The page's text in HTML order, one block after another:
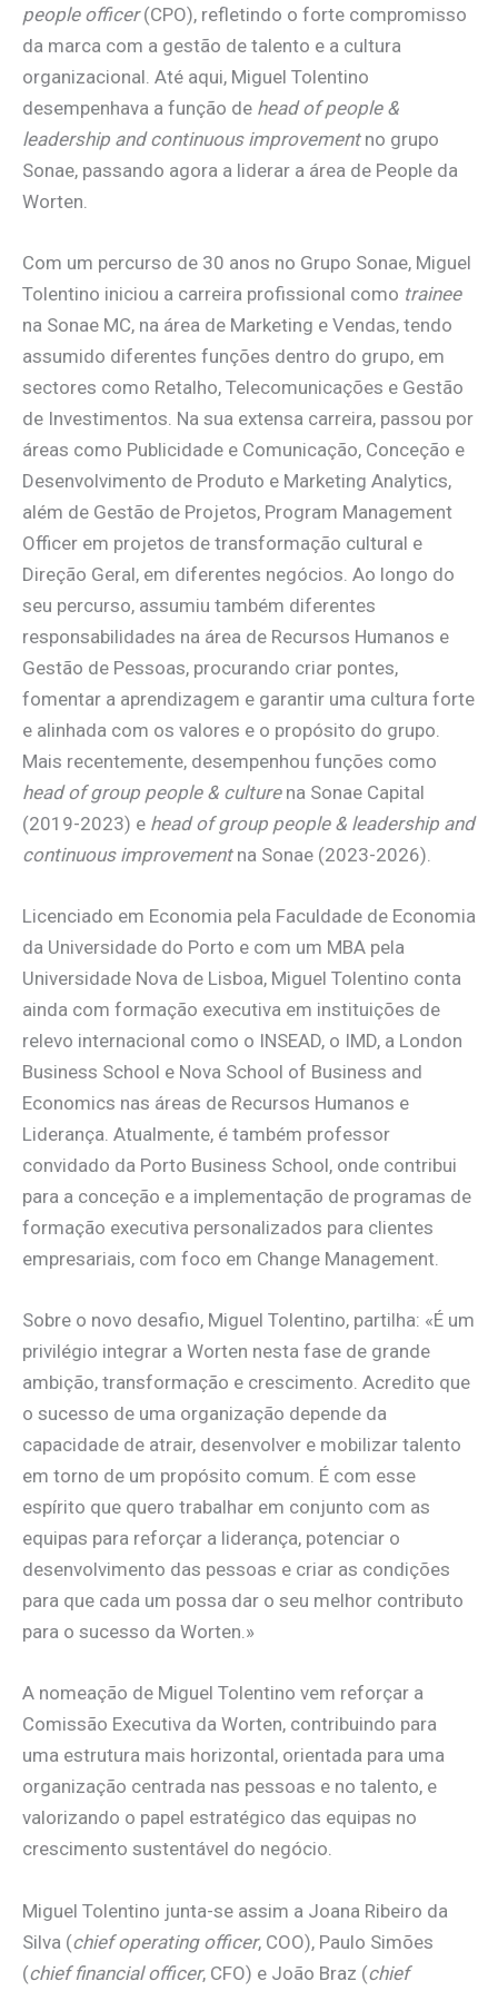
people officer(CPO), refletindo o forte compromisso
da marca com a gestão de talento e a cultura
organizacional. Até aqui, Miguel Tolentino
desempenhava a função de head of people &
leadership and continuous improvementno grupo
Sonae, passando agora a liderar a área de People da
Worten.
Com um percurso de 30 anos no Grupo Sonae, Miguel
Tolentino iniciou a carreira profissional como trainee
na Sonae MC, na área de Marketing e Vendas, tendo
assumido diferentes funções dentro do grupo, em
sectores como Retalho, Telecomunicações e Gestão
de Investimentos. Na sua extensa carreira, passou por
áreas como Publicidade e Comunicação, Conceção e
Desenvolvimento de Produto e Marketing Analytics,
além de Gestão de Projetos, Program Management
Officer em projetos de transformação cultural e
Direção Geral, em diferentes negócios. Ao longo do
seu percurso, assumiu também diferentes
responsabilidades na área de Recursos Humanos e
Gestão de Pessoas, procurando criar pontes,
fomentar a aprendizagem e garantir uma cultura forte
e alinhada com os valores e o propósito do grupo.
Mais recentemente, desempenhou funções como
head of group people & culturena Sonae Capital
(2019-2023) e head of group people & leadership and
continuous improvement na Sonae (2023-2026).
Licenciado em Economia pela Faculdade de Economia
da Universidade do Porto e com um MBA pela
Universidade Nova de Lisboa, Miguel Tolentino conta
ainda com formação executiva em instituições de
relevo internacional como o INSEAD, o IMD, a London
Business School e Nova School of Business and
Economics nas áreas de Recursos Humanos e
Liderança. Atualmente, é também professor
convidado da Porto Business School, onde contribui
para a conceção e a implementação de programas de
formação executiva personalizados para clientes
empresariais, com foco em Change Management.
Sobre o novo desafio, Miguel Tolentino, partilha: «É um
privilégio integrar a Worten nesta fase de grande
ambição, transformação e crescimento. Acredito que
o sucesso de uma organização depende da
capacidade de atrair, desenvolver e mobilizar talento
em torno de um propósito comum. É com esse
espírito que quero trabalhar em conjunto com as
equipas para reforçar a liderança, potenciar o
desenvolvimento das pessoas e criar as condições
para que cada um possa dar o seu melhor contributo
para o sucesso da Worten.»
A nomeação de Miguel Tolentino vem reforçar a
Comissão Executiva da Worten, contribuindo para
uma estrutura mais horizontal, orientada para uma
organização centrada nas pessoas e no talento, e
valorizando o papel estratégico das equipas no
crescimento sustentável do negócio.
Miguel Tolentino junta-se assim a Joana Ribeiro da
Silva (chief operating officer, COO), Paulo Simões
(chief financial officer, CFO) e João Braz (chief